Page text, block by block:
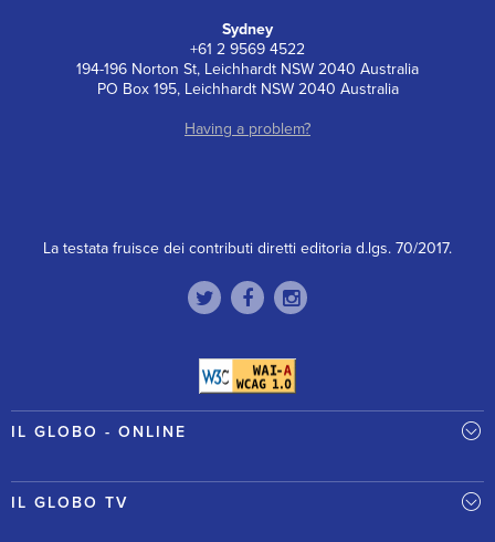
Sydney
+61 2 9569 4522
194-196 Norton St, Leichhardt NSW 2040 Australia
PO Box 195, Leichhardt NSW 2040 Australia
Having a problem?
La testata fruisce dei contributi diretti editoria d.lgs. 70/2017.
IL GLOBO - ONLINE
IL GLOBO TV